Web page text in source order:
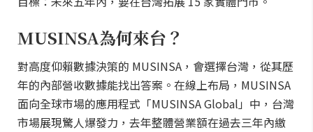
MUSINSA為何來台？
對高度仰賴數據決策的 MUSINSA，會選擇台灣，從其歷
年的內部營收數據能找出答案。在線上布局，MUSINSA
面向全球市場的應用程式「MUSINSA Global」中，台灣
市場展現驚人爆發力，去年整體營業額在過去三年內繳